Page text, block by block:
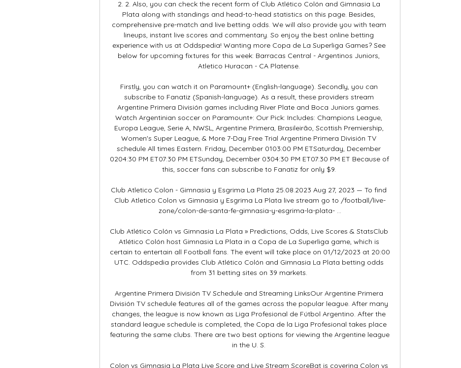
2. 2. Also, you can check the recent form of Club Atlético Colón and Gimnasia La
Plata along with standings and head-to-head statistics on this page. Besides,
comprehensive pre-match and live betting odds. We will also provide you with team
lineups, instant live scores and commentary. So enjoy the best online betting
experience with us at Oddspedia! Wanting more Copa de La Superliga Games? See
below for upcoming fixtures for this week: Barracas Central - Argentinos Juniors,
Atletico Huracan - CA Platense.
Firstly, you can watch it on Paramount+ (English-language). Secondly, you can
subscribe to Fanatiz (Spanish-language). As a result, these providers stream
Argentine Primera División games including River Plate and Boca Juniors games.
Watch Argentinian soccer on Paramount+: Our Pick: Includes: Champions League,
Europa League, Serie A, NWSL, Argentine Primera, Brasileirão, Scottish Premiership,
Women's Super League, & More 7-Day Free Trial Argentine Primera División TV
schedule All times Eastern. Friday, December 0103:00 PM ETSaturday, December
0204:30 PM ET07:30 PM ETSunday, December 0304:30 PM ET07:30 PM ET Because of
this, soccer fans can subscribe to Fanatiz for only $9.
Club Atletico Colon - Gimnasia y Esgrima La Plata 25.08.2023 Aug 27, 2023 — To find
Club Atletico Colon vs Gimnasia y Esgrima La Plata live stream go to /football/live-
zone/colon-de-santa-fe-gimnasia-y-esgrima-la-plata- ...
Club Atlético Colón vs Gimnasia La Plata » Predictions, Odds, Live Scores & StatsClub
Atlético Colón host Gimnasia La Plata in a Copa de La Superliga game, which is
certain to entertain all Football fans. The event will take place on 01/12/2023 at 20:00
UTC. Oddspedia provides Club Atlético Colón and Gimnasia La Plata betting odds
from 31 betting sites on 39 markets.
Argentine Primera División TV Schedule and Streaming LinksOur Argentine Primera
División TV schedule features all of the games across the popular league. After many
changes, the league is now known as Liga Profesional de Fútbol Argentino. After the
standard league schedule is completed, the Copa de la Liga Profesional takes place
featuring the same clubs. There are two best options for viewing the Argentine league
in the U. S.
Colon vs Gimnasia La Plata Live Score and Live Stream ScoreBat is covering Colon vs